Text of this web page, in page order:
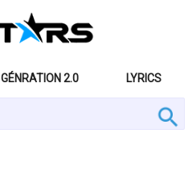
GÉNRATION 2.0 LYRICS